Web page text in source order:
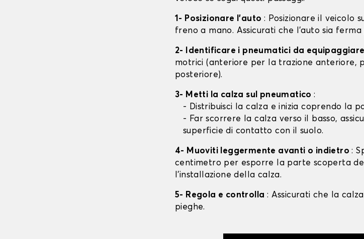
1- Posizionare l'auto : Posizionare il veicolo
freno a mano. Assicurati che l'auto sia ferma
2- Identificare i pneumatici da equipaggiare
motrici (anteriore per la trazione anteriore,
posteriore).
3- Metti la calza sul pneumatico:
- Distribuisci la calza e inizia coprendo la
- Far scorrere la calza verso il basso,
superficie di contatto con il suolo.
4- Muoviti leggermente avanti o indietro:
centimetro per esporre la parte scoperta
l'installazione della calza.
5- Regola e controlla : Assicurati che la
pieghe.